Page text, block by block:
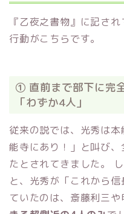
『乙夜之書物』に記さ
行動がこちらです。
① 直前まで部下に完
「わずか4人」
従来の説では、光秀は
能寺にあり！」と叫び
たとされてきました。
と、光秀が「これから
ていたのは、斎藤利三